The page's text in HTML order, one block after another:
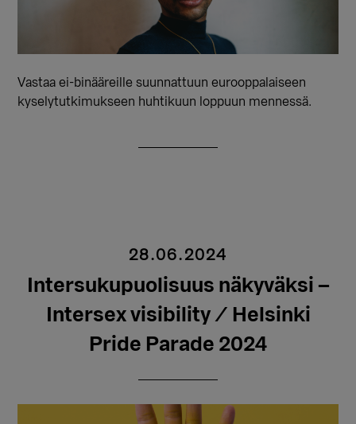
Vastaa ei-binääreille suunnattuun eurooppalaiseen
kyselytutkimukseen huhtikuun loppuun mennessä.
28.06.2024
Intersukupuolisuus näkyväksi –
Intersex visibility / Helsinki
Pride Parade 2024